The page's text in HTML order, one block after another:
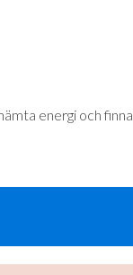
energi och finna